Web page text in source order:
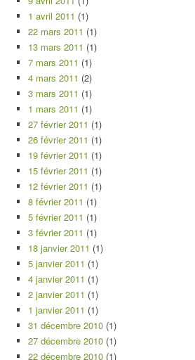
1 avril 2011 (1)
22 mars 2011 (1)
13 mars 2011 (1)
7 mars 2011 (1)
4 mars 2011 (2)
3 mars 2011 (1)
1 mars 2011 (1)
27 février 2011 (1)
26 février 2011 (1)
19 février 2011 (1)
15 février 2011 (1)
12 février 2011 (1)
8 février 2011 (1)
5 février 2011 (1)
3 février 2011 (1)
18 janvier 2011 (1)
5 janvier 2011 (1)
4 janvier 2011 (1)
2 janvier 2011 (1)
1 janvier 2011 (1)
31 décembre 2010 (1)
27 décembre 2010 (1)
22 décembre 2010 (1)